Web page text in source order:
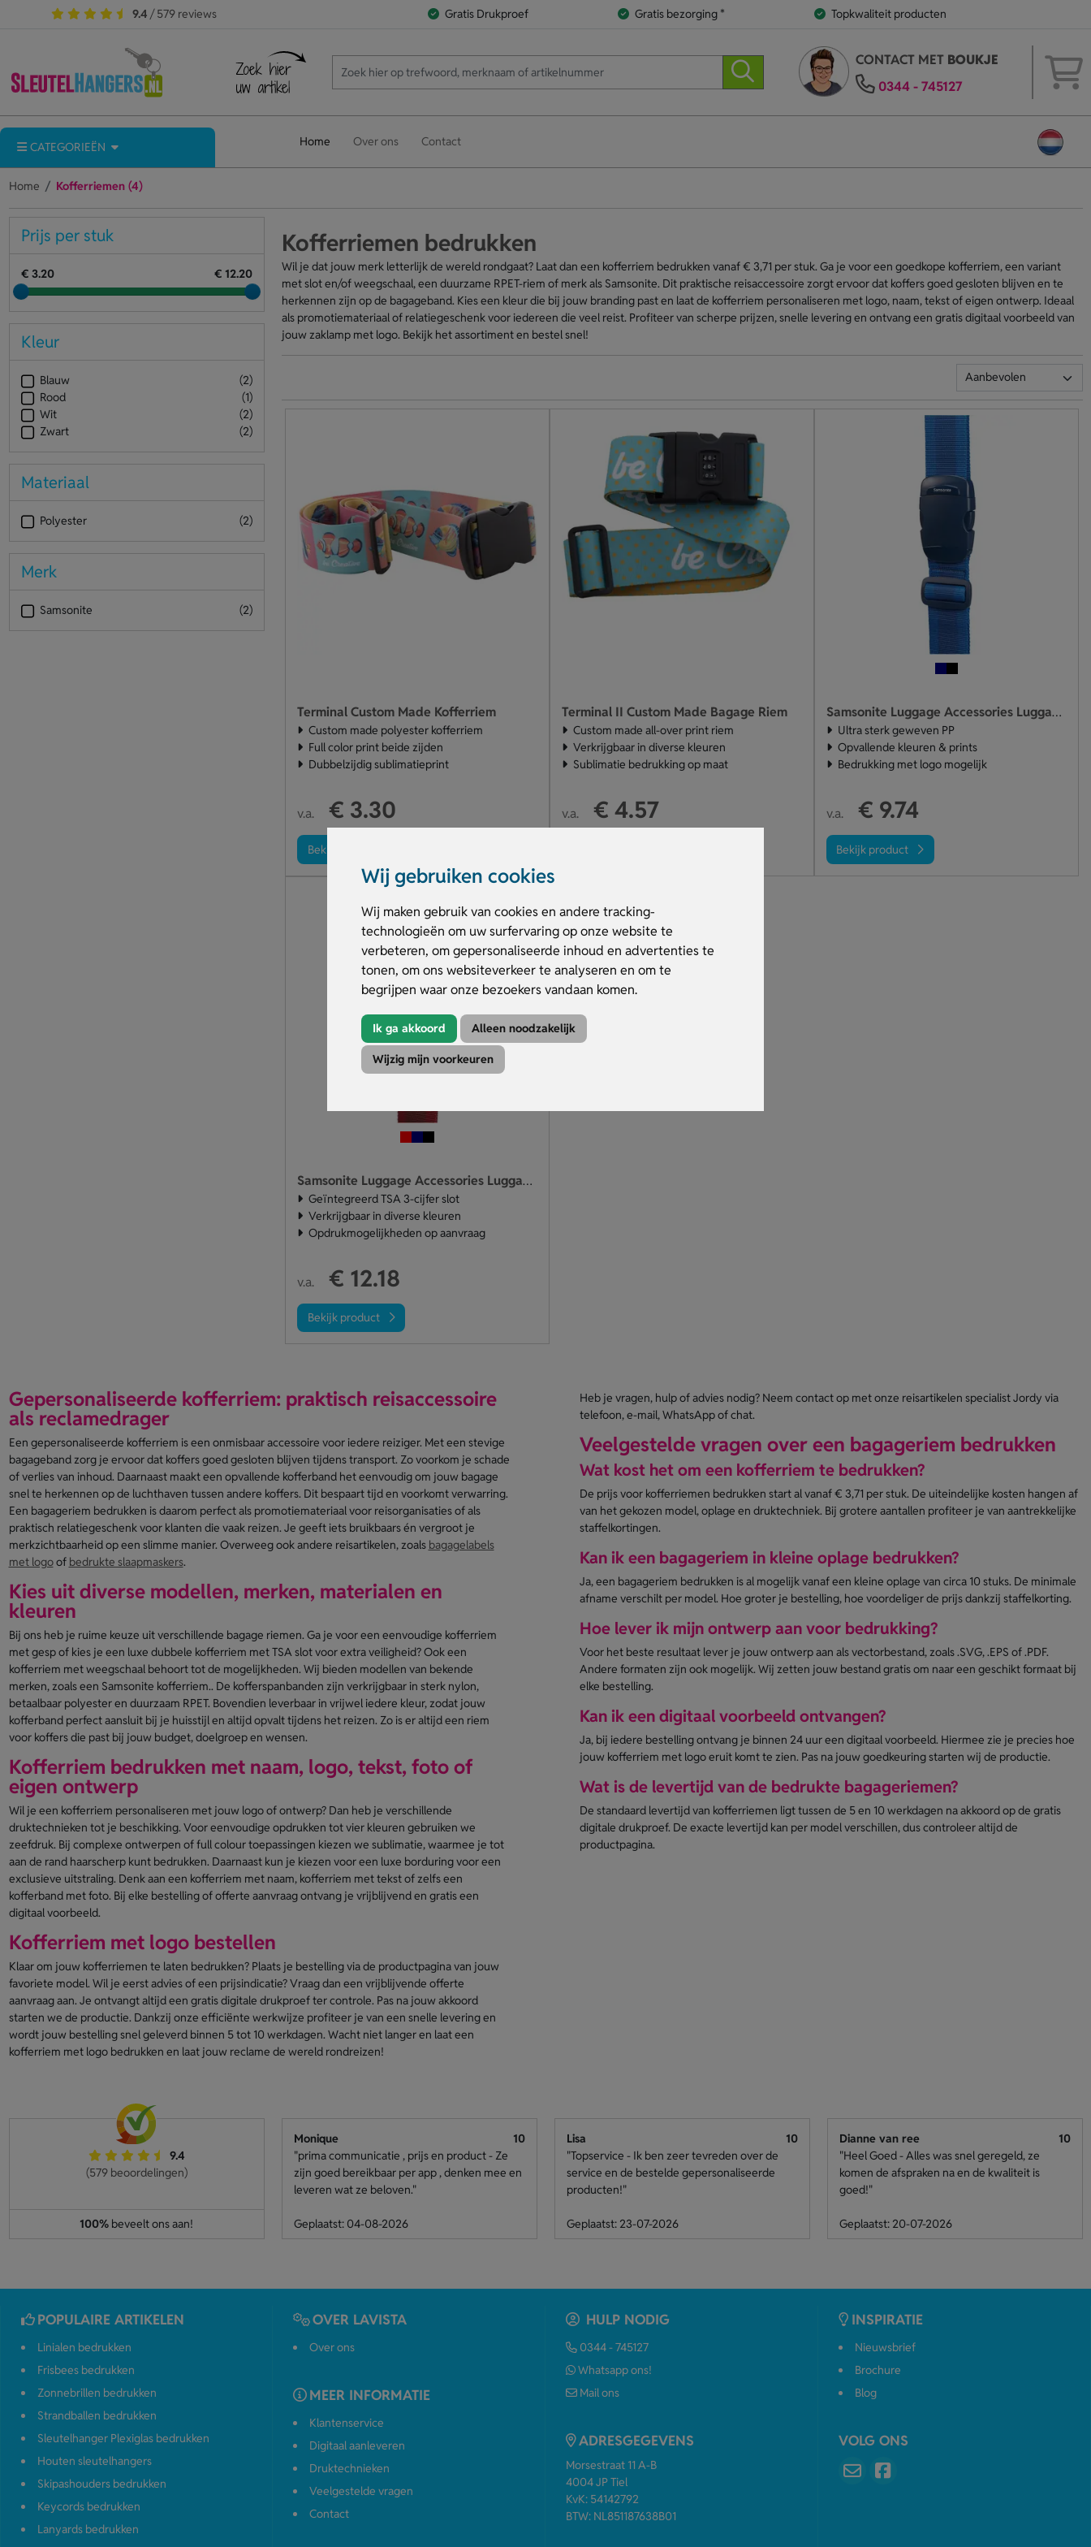
Wij gebruiken cookies
Wij maken gebruik van cookies en andere tracking-
technologieën om uw surfervaring op onze website te
verbeteren, om gepersonaliseerde inhoud en advertenties te
tonen, om ons websiteverkeer te analyseren en om te
begrijpen waar onze bezoekers vandaan komen.
Ik ga akkoord Alleen noodzakelijk
Wijzig mijn voorkeuren
9.4 / 579 reviews Gratis Drukproef Gratis bezorging * Topkwaliteit producten
CONTACT MET BOUKJE
0344 - 745127
CATEGORIEËN Home Over ons Contact
Home Kofferriemen (4)
Kofferriemen bedrukken
Wil je dat jouw merk letterlijk de wereld rondgaat? Laat dan een kofferriem bedrukken vanaf € 3,71 per stuk. Ga je voor een goedkope kofferriem, een variant
met slot en/of weegschaal, een duurzame RPET-riem of merk als Samsonite. Dit praktische reisaccessoire zorgt ervoor dat koffers goed gesloten blijven en te
herkennen zijn op de bagageband. Kies een kleur die bij jouw branding past en laat de kofferriem personaliseren met logo, naam, tekst of eigen ontwerp. Ideaal
als promotiemateriaal of relatiegeschenk voor iedereen die veel reist. Profiteer van scherpe prijzen, snelle levering en ontvang een gratis digitaal voorbeeld van
jouw zaklamp met logo. Bekijk het assortiment en bestel snel!
Terminal Custom Made Kofferriem
Custom made polyester kofferriem
Full color print beide zijden
Dubbelzijdig sublimatieprint
v.a. € 3.30
Bekijk product
Terminal II Custom Made Bagage Riem
Custom made all-over print riem
Verkrijgbaar in diverse kleuren
Sublimatie bedrukking op maat
v.a. € 4.57
Samsonite Luggage Accessories Luggage Strap 50mm
Ultra sterk geweven PP
Opvallende kleuren & prints
Bedrukking met logo mogelijk
v.a. € 9.74
Bekijk product
Samsonite Luggage Accessories Luggage Strap / TSA Lock
Geïntegreerd TSA 3-cijfer slot
Verkrijgbaar in diverse kleuren
Opdrukmogelijkheden op aanvraag
v.a. € 12.18
Bekijk product
Prijs per stuk
€ 3.20 € 12.20
Kleur
Blauw
(2)
Rood
(1)
Wit
(2)
Zwart
(2)
Materiaal
Polyester (2)
Merk
Samsonite (2)
Gepersonaliseerde kofferriem: praktisch reisaccessoire
als reclamedrager
Een gepersonaliseerde kofferriem is een onmisbaar accessoire voor iedere reiziger. Met een stevige
bagageband zorg je ervoor dat koffers goed gesloten blijven tijdens transport. Zo voorkom je schade
of verlies van inhoud. Daarnaast maakt een opvallende kofferband het eenvoudig om jouw bagage
snel te herkennen op de luchthaven tussen andere koffers. Dit bespaart tijd en voorkomt verwarring.
Een bagageriem bedrukken is daarom perfect als promotiemateriaal voor reisorganisaties of als
praktisch relatiegeschenk voor klanten die vaak reizen. Je geeft iets bruikbaars én vergroot je
merkzichtbaarheid op een slimme manier. Overweeg ook andere reisartikelen, zoals bagagelabels
met logoof bedrukte slaapmaskers.
Kies uit diverse modellen, merken, materialen en
kleuren
Bij ons heb je ruime keuze uit verschillende bagage riemen. Ga je voor een eenvoudige kofferriem
met gesp of kies je een luxe dubbele kofferriem met TSA slot voor extra veiligheid? Ook een
kofferriem met weegschaal behoort tot de mogelijkheden. Wij bieden modellen van bekende
merken, zoals een Samsonite kofferriem.. De kofferspanbanden zijn verkrijgbaar in sterk nylon,
betaalbaar polyester en duurzaam RPET. Bovendien leverbaar in vrijwel iedere kleur, zodat jouw
kofferband perfect aansluit bij je huisstijl en altijd opvalt tijdens het reizen. Zo is er altijd een riem
voor koffers die past bij jouw budget, doelgroep en wensen.
Kofferriem bedrukken met naam, logo, tekst, foto of
eigen ontwerp
Wil je een kofferriem personaliseren met jouw logo of ontwerp? Dan heb je verschillende
druktechnieken tot je beschikking. Voor eenvoudige opdrukken tot vier kleuren gebruiken we
zeefdruk. Bij complexe ontwerpen of full colour toepassingen kiezen we sublimatie, waarmee je tot
aan de rand haarscherp kunt bedrukken. Daarnaast kun je kiezen voor een luxe borduring voor een
exclusieve uitstraling. Denk aan een kofferriem met naam, kofferriem met tekst of zelfs een
kofferband met foto. Bij elke bestelling of offerte aanvraag ontvang je vrijblijvend en gratis een
digitaal voorbeeld.
Kofferriem met logo bestellen
Klaar om jouw kofferriemen te laten bedrukken? Plaats je bestelling via de productpagina van jouw
favoriete model. Wil je eerst advies of een prijsindicatie? Vraag dan een vrijblijvende offerte
aanvraag aan. Je ontvangt altijd een gratis digitale drukproef ter controle. Pas na jouw akkoord
starten we de productie. Dankzij onze efficiënte werkwijze profiteer je van een snelle levering en
wordt jouw bestelling snel geleverd binnen 5 tot 10 werkdagen. Wacht niet langer en laat een
kofferriem met logo bedrukken en laat jouw reclame de wereld rondreizen!
Heb je vragen, hulp of advies nodig? Neem contact op met onze reisartikelen specialist Jordy via
telefoon, e-mail, WhatsApp of chat.
Veelgestelde vragen over een bagageriem bedrukken
Wat kost het om een kofferriem te bedrukken?
De prijs voor kofferriemen bedrukken start al vanaf € 3,71 per stuk. De uiteindelijke kosten hangen af
van het gekozen model, oplage en druktechniek. Bij grotere aantallen profiteer je van aantrekkelijke
staffelkortingen.
Kan ik een bagageriem in kleine oplage bedrukken?
Ja, een bagageriem bedrukken is al mogelijk vanaf een kleine oplage van circa 10 stuks. De minimale
afname verschilt per model. Hoe groter je bestelling, hoe voordeliger de prijs dankzij staffelkorting.
Hoe lever ik mijn ontwerp aan voor bedrukking?
Voor het beste resultaat lever je jouw ontwerp aan als vectorbestand, zoals .SVG, .EPS of .PDF.
Andere formaten zijn ook mogelijk. Wij zetten jouw bestand gratis om naar een geschikt formaat bij
elke bestelling.
Kan ik een digitaal voorbeeld ontvangen?
Ja, bij iedere bestelling ontvang je binnen 24 uur een digitaal voorbeeld. Hiermee zie je precies hoe
jouw kofferriem met logo eruit komt te zien. Pas na jouw goedkeuring starten wij de productie.
Wat is de levertijd van de bedrukte bagageriemen?
De standaard levertijd van kofferriemen ligt tussen de 5 en 10 werkdagen na akkoord op de gratis
digitale drukproef. De exacte levertijd kan per model verschillen, dus controleer altijd de
productpagina.
9.4
(579 beoordelingen)
100% beveelt ons aan!
Monique
10
"prima communicatie , prijs en product - Ze
zijn goed bereikbaar per app , denken mee en
leveren wat ze beloven."
Geplaatst: 04-08-2026
Lisa
10
"Topservice - Ik ben zeer tevreden over de
service en de bestelde gepersonaliseerde
producten!"
Geplaatst: 23-07-2026
Dianne van ree
10
"Heel Goed - Alles was snel geregeld, ze
komen de afspraken na en de kwaliteit is
goed!"
Geplaatst: 20-07-2026
POPULAIRE ARTIKELEN
Linialen bedrukken
Frisbees bedrukken
Zonnebrillen bedrukken
Strandballen bedrukken
Sleutelhanger Plexiglas bedrukken
Houten sleutelhangers
Skipashouders bedrukken
Keycords bedrukken
Lanyards bedrukken
OVER LAVISTA
Over ons
MEER INFORMATIE
Klantenservice
Digitaal aanleveren
Druktechnieken
Veelgestelde vragen
Contact
HULP NODIG
0344 - 745127
Whatsapp ons!
Mail ons
ADRESGEGEVENS
Morsestraat 11 A-B
4004 JP Tiel
KvK: 54142792
BTW: NL851187638B01
INSPIRATIE
Nieuwsbrief
Brochure
Blog
VOLG ONS